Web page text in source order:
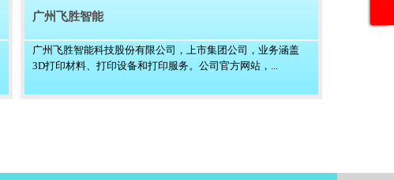
广州飞胜智能
广州飞胜智能科技股份有限公司，上市集团公司，业务涵盖
3D打印材料、打印设备和打印服务。公司官方网站，...